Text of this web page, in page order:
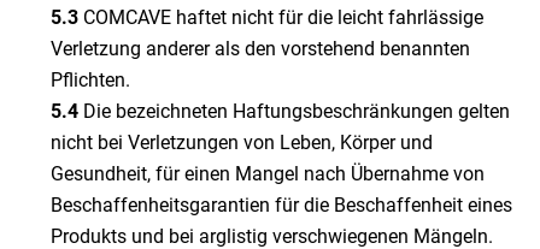
5.3 COMCAVE haftet nicht für die leicht fahrlässige
Verletzung anderer als den vorstehend benannten
Pflichten.
5.4 Die bezeichneten Haftungsbeschränkungen gelten
nicht bei Verletzungen von Leben, Körper und
Gesundheit, für einen Mangel nach Übernahme von
Beschaffenheitsgarantien für die Beschaffenheit eines
Produkts und bei arglistig verschwiegenen Mängeln.